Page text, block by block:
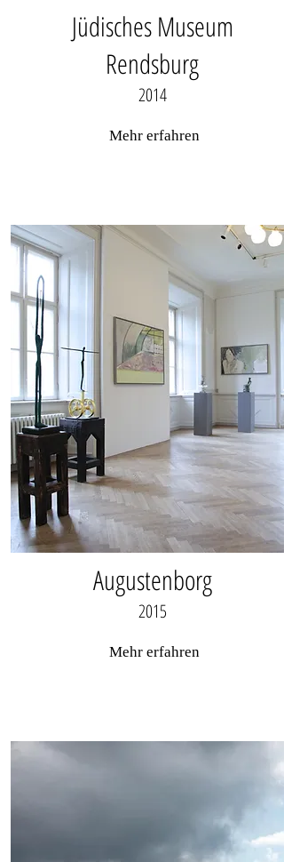
Jüdisches Museum
Rendsburg
2014
Mehr erfahren
Augustenborg
2015
Mehr erfahren